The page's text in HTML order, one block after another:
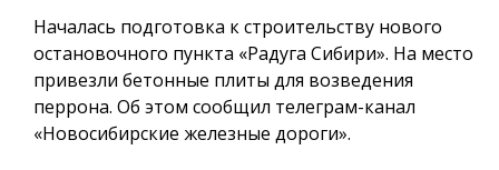
Началась подготовка к строительству нового
остановочного пункта «Радуга Сибири». На место
привезли бетонные плиты для возведения
перрона. Об этом сообщил телеграм-канал
«Новосибирские железные дороги».